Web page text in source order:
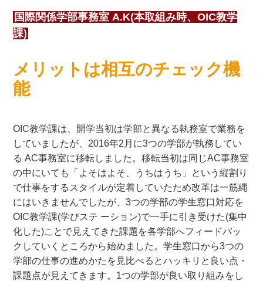
国際関係学部事務室 A.K(本取組み時、OIC教学
課)
メリットは相互のチェック機
能
OIC教学課は、開学当初は学部と異なる執務室で業務を
していましたが、2016年2月に3つの学部が執務してい
る AC事務室に移転しました。移転当初は同じAC事務室
の中にいても「よそはよそ、うちはうち」という縦割り
で仕事をするスタイルが定着していたため改革は一筋縄
にはいきませんでしたが、3つの学部の学生窓口対応を
OIC教学課(学びステ ーション)で一手に引き受けた(集中
化した)ことで見えてきた課題を各学部へフィードバッ
クしていくところから始めました。学生窓口から3つの
学部の仕事の進めかたを見比べるとハッキリと良い点・
課題点が見えてきます。1つの学部が良い取り組みをし